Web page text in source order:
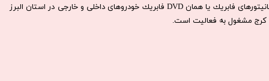
مانيتورهای فابريك يا همان DVD فابريك خودروهای داخلی و خارجی در استان البرز
كرج مشغول به فعاليت است.​​​​​​​